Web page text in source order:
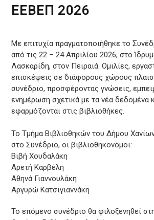
ΕΕΒΕΠ 2026
Με επιτυχία πραγματοποιήθηκε το
από τις 22 – 24 Απριλίου 2026, στο
Λασκαρίδη, στον Πειραιά. Ομιλίες,
επισκέψεις σε διάφορους χώρους
συνέδριο, προσφέροντας γνώσεις,
ενημέρωση σχετικά με τα νέα δεδομένα
εφαρμόζονται στις βιβλιοθήκες.
Το Τμήμα Βιβλιοθηκών του Δήμου
στο Συνέδριο, οι βιβλιοθηκονόμοι:
Βιβή Χουδαλάκη
Αρετή Καρβέλη
Αθηνά Γιαννουλάκη
Αργυρώ Κατσιγιαννάκη
Το επόμενο συνέδριο θα φιλοξενηθεί